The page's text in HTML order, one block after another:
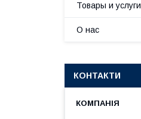
Товары и услуги
О нас
КОНТАКТИ